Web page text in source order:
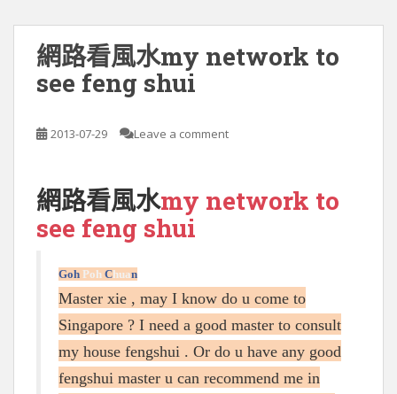
網路看風水my network to
see feng shui
2013-07-29 Leave a comment
網路看風水my network to
see feng shui
Goh Poh Chuan
Master xie , may I know do u come to
Singapore ? I need a good master to consult
my house fengshui . Or do u have any good
fengshui master u can recommend me in